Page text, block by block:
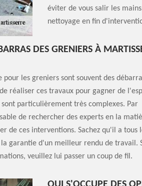
éviter de vous salir les
nettoyage en fin
DES GRENIERS À
pour les greniers sont souvent des
réaliser ces travaux pour gagner de
particulièrement très complexes. Par
de rechercher des experts en la
de ces interventions. Sachez qu'il a tous
garantie d'un meilleur rendu de travail.
veuillez lui passer un coup de fil.